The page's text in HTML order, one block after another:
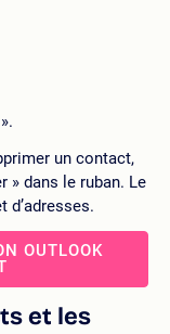
un contact,
» dans le ruban. Le
OUTLOOK
et les